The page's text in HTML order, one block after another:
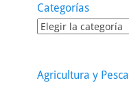
Categorías
Categorías
Agricultura y Pesca